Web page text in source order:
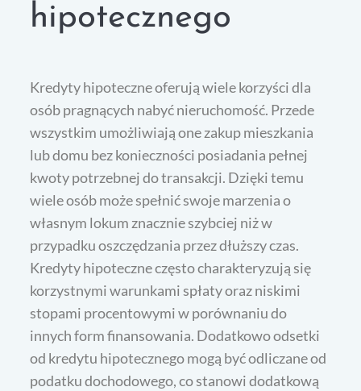
hipotecznego
Kredyty hipoteczne oferują wiele korzyści dla
osób pragnących nabyć nieruchomość. Przede
wszystkim umożliwiają one zakup mieszkania
lub domu bez konieczności posiadania pełnej
kwoty potrzebnej do transakcji. Dzięki temu
wiele osób może spełnić swoje marzenia o
własnym lokum znacznie szybciej niż w
przypadku oszczędzania przez dłuższy czas.
Kredyty hipoteczne często charakteryzują się
korzystnymi warunkami spłaty oraz niskimi
stopami procentowymi w porównaniu do
innych form finansowania. Dodatkowo odsetki
od kredytu hipotecznego mogą być odliczane od
podatku dochodowego, co stanowi dodatkową